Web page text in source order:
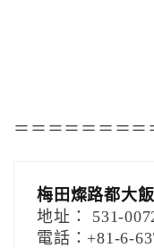
＝＝＝＝＝＝＝＝
梅田燦路都大
地址： 531-
電話：+81-6-